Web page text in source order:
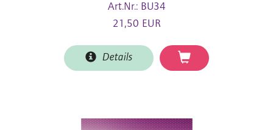
Art.Nr.: BU34
21,50 EUR
Details